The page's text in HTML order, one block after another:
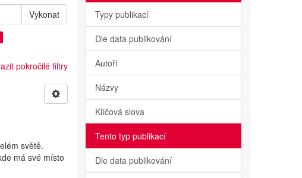
Vykonat
pokročilé filtry
světě.
má své místo
Typy publikací
Dle data publikování
Autoři
Názvy
Klíčová slova
Tento typ publikací
Dle data publikování